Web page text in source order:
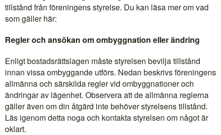
tillstånd från föreningens styrelse. Du kan läsa mer om vad
som gäller här:
Regler och ansökan om ombyggnation eller ändring
Enligt bostadsrättslagen måste styrelsen bevilja tillstånd
innan vissa ombyggande utförs. Nedan beskrivs föreningens
allmänna och särskilda regler vid ombyggnationer och
ändringar av lägenhet. Observera att de allmänna reglerna
gäller även om din åtgärd inte behöver styrelsens tillstånd.
Läs igenom detta noga och kontakta styrelsen om något är
oklart.